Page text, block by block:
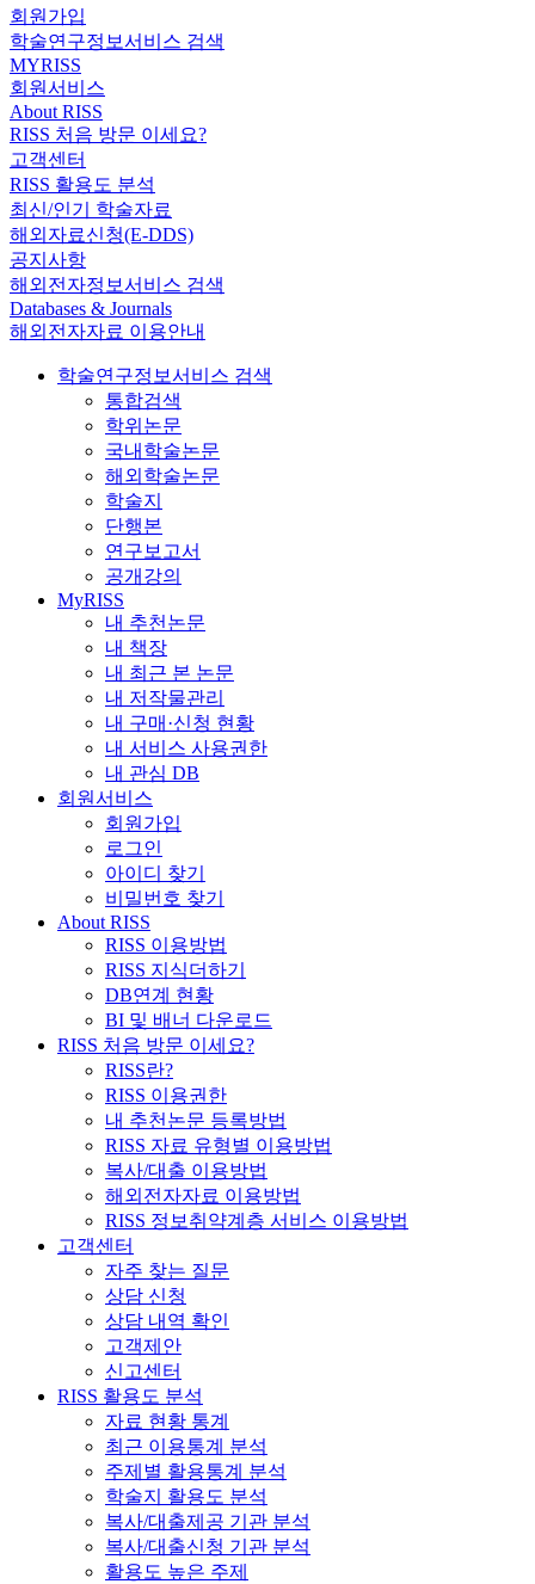
회원가입
학술연구정보서비스 검색
MYRISS
회원서비스
About RISS
RISS 처음 방문 이세요?
고객센터
RISS 활용도 분석
최신/인기 학술자료
해외자료신청(E-DDS)
공지사항
해외전자정보서비스 검색
Databases & Journals
해외전자자료 이용안내
학술연구정보서비스 검색
통합검색
학위논문
국내학술논문
해외학술논문
학술지
단행본
연구보고서
공개강의
MyRISS
내 추천논문
내 책장
내 최근 본 논문
내 저작물관리
내 구매·신청 현황
내 서비스 사용권한
내 관심 DB
회원서비스
회원가입
로그인
아이디 찾기
비밀번호 찾기
About RISS
RISS 이용방법
RISS 지식더하기
DB연계 현황
BI 및 배너 다운로드
RISS 처음 방문 이세요?
RISS란?
RISS 이용권한
내 추천논문 등록방법
RISS 자료 유형별 이용방법
복사/대출 이용방법
해외전자자료 이용방법
RISS 정보취약계층 서비스 이용방법
고객센터
자주 찾는 질문
상담 신청
상담 내역 확인
고객제안
신고센터
RISS 활용도 분석
자료 현황 통계
최근 이용통계 분석
주제별 활용통계 분석
학술지 활용도 분석
복사/대출제공 기관 분석
복사/대출신청 기관 분석
활용도 높은 주제